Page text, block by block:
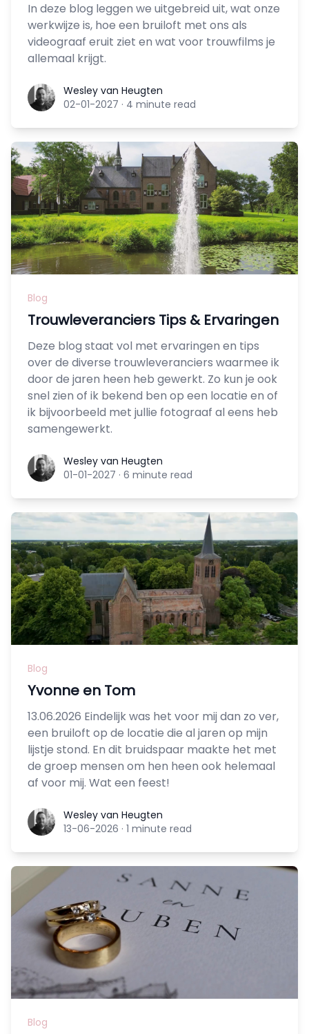
In deze blog leggen we uitgebreid uit, wat onze
werkwijze is, hoe een bruiloft met ons als
videograaf eruit ziet en wat voor trouwfilms je
allemaal krijgt.
Wesley van Heugten
Wesley van Heugten
02-01-2027 · 4 minute read
Blog
Trouwleveranciers Tips & Ervaringen
Deze blog staat vol met ervaringen en tips
over de diverse trouwleveranciers waarmee ik
door de jaren heen heb gewerkt. Zo kun je ook
snel zien of ik bekend ben op een locatie en of
ik bijvoorbeeld met jullie fotograaf al eens heb
samengewerkt.
Wesley van Heugten
Wesley van Heugten
01-01-2027 · 6 minute read
Blog
Yvonne en Tom
13.06.2026 Eindelijk was het voor mij dan zo ver,
een bruiloft op de locatie die al jaren op mijn
lijstje stond. En dit bruidspaar maakte het met
de groep mensen om hen heen ook helemaal
af voor mij. Wat een feest!
Wesley van Heugten
Wesley van Heugten
13-06-2026 · 1 minute read
Blog